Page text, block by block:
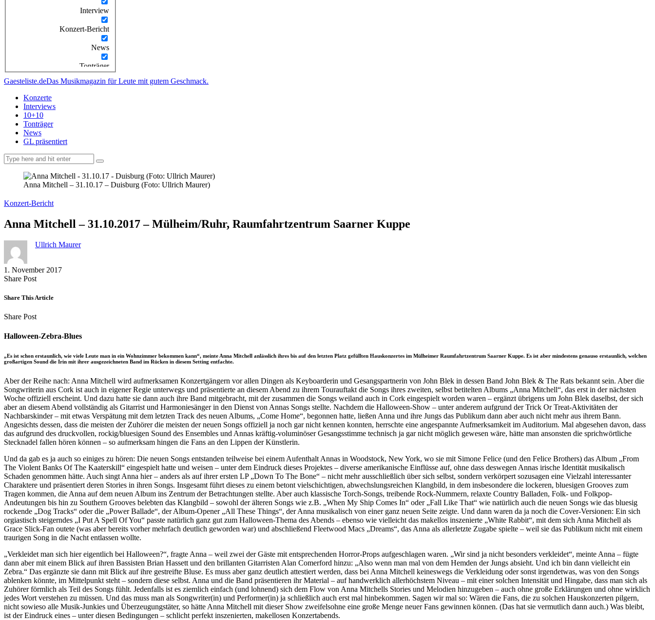
Interview
Konzert-Bericht
News
Tonträger
Gaesteliste.deDas Musikmagazin für Leute mit gutem Geschmack.
Konzerte
Interviews
10+10
Tonträger
News
GL präsentiert
Anna Mitchell – 31.10.17 – Duisburg (Foto: Ullrich Maurer)
Konzert-Bericht
Anna Mitchell – 31.10.2017 – Mülheim/Ruhr, Raumfahrtzentrum Saarner Kuppe
Ullrich Maurer
1. November 2017
Share PostShare
Facebook
Copy
to
Send
via
Share This Article
Share PostShare
Facebook
Copy
to
Send
via
Halloween-Zebra-Blues
„Es ist schon erstaunlich, wie viele Leute man in ein Wohnzimmer bekommen kann“, meinte Anna Mitchell anlässlich ihres bis auf den letzten Platz gefüllten Hauskonzertes im Mülheimer Raumfahrtzentrum Saarner Kuppe. Es ist aber mindestens genauso erstaunlich, welchen
großartigen Sound die Irin mit ihrer ausgezeichneten Band im Rücken in diesem Setting entfachte.
Aber der Reihe nach: Anna Mitchell wird aufmerksamen Konzertgängern vor allen Dingen als Keyboarderin und Gesangspartnerin von John Blek in dessen Band John Blek & The Rats bekannt sein. Aber die
Songwriterin aus Cork ist auch in eigener Regie unterwegs und präsentierte an diesem Abend zu ihrem Tourauftakt die Songs ihres zweiten, selbst betitelten Albums „Anna Mitchell“, das erst in der nächsten
Woche offiziell erscheint. Und dazu hatte sie dann auch ihre Band mitgebracht, mit der zusammen die Songs weiland auch in Cork eingespielt worden waren – ergänzt übrigens um John Blek daselbst, der sich
aber an diesem Abend vollständig als Gitarrist und Harmoniesänger in den Dienst von Annas Songs stellte. Nachdem die Halloween-Show – unter anderem aufgrund der Trick Or Treat-Aktivitäten der
Nachbarskinder – mit etwas Verspätung mit dem letzten Track des neuen Albums, „Come Home“, begonnen hatte, ließen Anna und ihre Jungs das Publikum dann aber auch nicht mehr aus ihrem Bann.
Angesichts dessen, dass die meisten der Zuhörer die meisten der neuen Songs offiziell ja noch gar nicht kennen konnten, herrschte eine angespannte Aufmerksamkeit im Auditorium. Mal abgesehen davon, dass
das aufgrund des druckvollen, rockig/bluesigen Sound des Ensembles und Annas kräftig-voluminöser Gesangsstimme technisch ja gar nicht möglich gewesen wäre, hätte man ansonsten die sprichwörtliche
Stecknadel fallen hören können – so aufmerksam hingen die Fans an den Lippen der Künstlerin.
Und da gab es ja auch so einiges zu hören: Die neuen Songs entstanden teilweise bei einem Aufenthalt Annas in Woodstock, New York, wo sie mit Simone Felice (und den Felice Brothers) das Album „From
The Violent Banks Of The Kaaterskill“ eingespielt hatte und weisen – unter dem Eindruck dieses Projektes – diverse amerikanische Einflüsse auf, ohne dass deswegen Annas irische Identität musikalisch
Schaden genommen hätte. Auch singt Anna hier – anders als auf ihrer ersten LP „Down To The Bone“ – nicht mehr ausschließlich über sich selbst, sondern verkörpert sozusagen eine Vielzahl interessanter
Charaktere und präsentiert deren Stories in ihren Songs. Insgesamt führt dieses zu einem betont vielschichtigen, abwechslungsreichen Klangbild, in dem insbesondere die lockeren, bluesigen Grooves zum
Tragen kommen, die Anna auf dem neuen Album ins Zentrum der Betrachtungen stellte. Aber auch klassische Torch-Songs, treibende Rock-Nummern, relaxte Country Balladen, Folk- und Folkpop-
Andeutungen bis hin zu Southern Grooves belebten das Klangbild – sowohl der älteren Songs wie z.B. „When My Ship Comes In“ oder „Fall Like That“ wie natürlich auch die neuen Songs wie das bluesig
rockende „Dog Tracks“ oder die „Power Ballade“, der Album-Opener „All These Things“, der Anna musikalisch von einer ganz neuen Seite zeigte. Und dann waren da ja noch die Cover-Versionen: Ein sich
orgiastisch steigerndes „I Put A Spell Of You“ passte natürlich ganz gut zum Halloween-Thema des Abends – ebenso wie vielleicht das makellos inszenierte „White Rabbit“, mit dem sich Anna Mitchell als
Grace Slick-Fan outete (was aber bereits vorher mehrfach deutlich geworden war) und abschließend Fleetwood Macs „Dreams“, das Anna als allerletzte Zugabe spielte – weil sie das Publikum nicht mit einem
traurigen Song in die Nacht entlassen wollte.
„Verkleidet man sich hier eigentlich bei Halloween?“, fragte Anna – weil zwei der Gäste mit entsprechenden Horror-Props aufgeschlagen waren. „Wir sind ja nicht besonders verkleidet“, meinte Anna – fügte
dann aber mit einem Blick auf ihren Bassisten Brian Hassett und den brillanten Gitarristen Alan Comerford hinzu: „Also wenn man mal von dem Hemden der Jungs absieht. Und ich bin dann vielleicht ein
Zebra.“ Das ergänzte sie dann mit Blick auf ihre gestreifte Bluse. Es muss aber ganz deutlich attestiert werden, dass bei Anna Mitchell keineswegs die Verkleidung oder sonst irgendetwas, was von den Songs
ablenken könnte, im Mittelpunkt steht – sondern diese selbst. Anna und die Band präsentieren ihr Material – auf handwerklich allerhöchstem Niveau – mit einer solchen Intensität und Hingabe, dass man sich als
Zuhörer förmlich als Teil des Songs fühlt. Jedenfalls ist es ziemlich einfach (und lohnend) sich dem Flow von Anna Mitchells Stories und Melodien hinzugeben – auch ohne große Erklärungen und ohne wirklich
jedes Wort verstehen zu müssen. Und das muss man als Songwriter(in) und Performer(in) ja schließlich auch erst mal hinbekommen. Sagen wir mal so: Wären die Fans, die zu solchen Hauskonzerten pilgern,
nicht sowieso alle Musik-Junkies und Überzeugungstäter, so hätte Anna Mitchell mit dieser Show zweifelsohne eine große Menge neuer Fans gewinnen können. (Das hat sie vermutlich dann auch.) Was bleibt,
ist der Eindruck eines – unter diesen Bedingungen – schlicht perfekt inszenierten, makellosen Konzertabends.